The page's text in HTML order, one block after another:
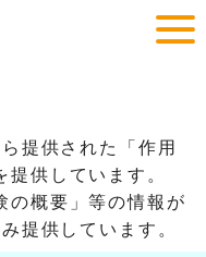
提供された「作用
供しています。
の概要」等の情報が
提供しています。